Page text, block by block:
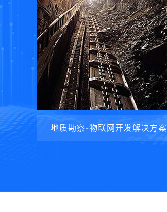
地质勘察-物联网开发解决方案